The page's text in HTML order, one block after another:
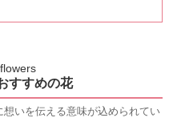
すすめの花
いを伝える意味が込められてい